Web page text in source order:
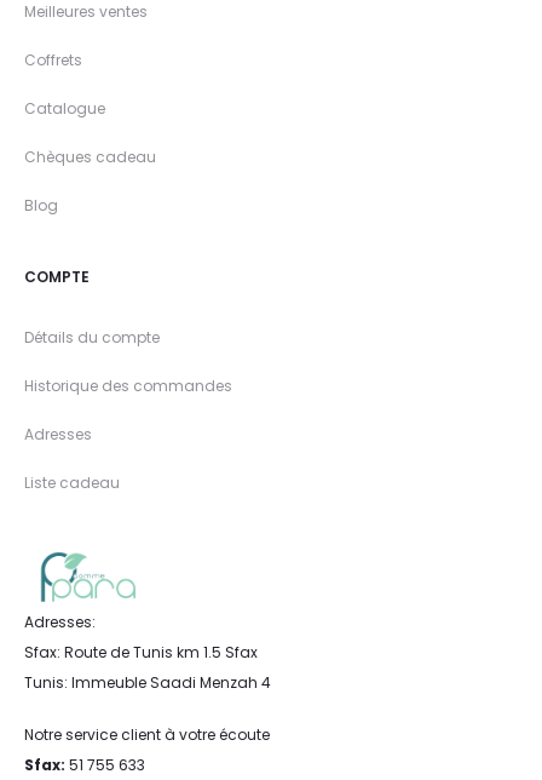
Meilleures ventes
Coffrets
Catalogue
Chèques cadeau
Blog
COMPTE
Détails du compte
Historique des commandes
Adresses
Liste cadeau
Adresses:
Sfax: Route de Tunis km 1.5 Sfax
Tunis: Immeuble Saadi Menzah 4
Notre service client à votre écoute
Sfax: 51 755 633